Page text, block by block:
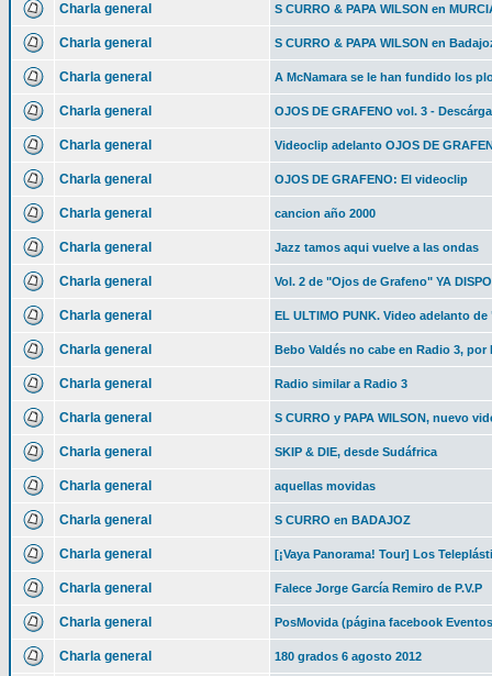
Charla general S CURRO & PAPA WILSON en
Charla general S CURRO & PAPA WILSON en
Charla general A McNamara se le han fundido los
Charla general OJOS DE GRAFENO vol. 3 -
Charla general Videoclip adelanto OJOS DE
Charla general OJOS DE GRAFENO: El videoclip
Charla general cancion año 2000
Charla general Jazz tamos aqui vuelve a las ondas
Charla general Vol. 2 de "Ojos de Grafeno" YA
Charla general EL ULTIMO PUNK. Video adelanto
Charla general Bebo Valdés no cabe en Radio 3, por
Charla general Radio similar a Radio 3
Charla general S CURRO y PAPA WILSON, nuevo
Charla general SKIP & DIE, desde Sudáfrica
Charla general aquellas movidas
Charla general S CURRO en BADAJOZ
Charla general [¡Vaya Panorama! Tour] Los
Charla general Falece Jorge García Remiro de P.V.P
Charla general PosMovida (página facebook
Charla general 180 grados 6 agosto 2012